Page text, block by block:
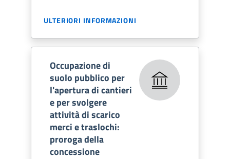
ULTERIORI INFORMAZIONI
Occupazione di
suolo pubblico per
l'apertura di cantieri
e per svolgere
attività di scarico
merci e traslochi:
proroga della
concessione